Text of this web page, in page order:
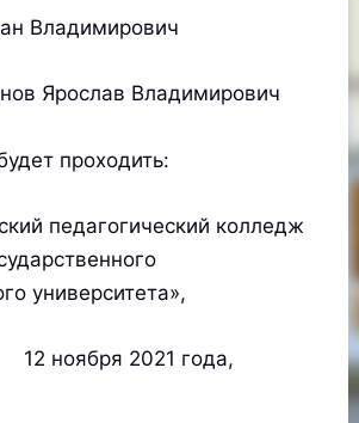
Владимирович
Ярослав Владимирович
проходить:
педагогический колледж
университета»,
ноября 2021 года,